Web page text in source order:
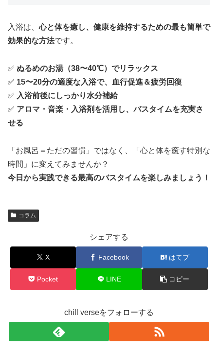
入浴は、心と体を癒し、健康を維持するための最も簡単で
効果的な方法です。
✅ ぬるめのお湯（38〜40℃）でリラックス
✅ 15〜20分の適度な入浴で、血行促進＆疲労回復
✅ 入浴前後にしっかり水分補給
✅ アロマ・音楽・入浴剤を活用し、バスタイムを充実さ
せる
「お風呂＝ただの習慣」ではなく、「心と体を癒す特別な
時間」に変えてみませんか？
今日から実践できる最高のバスタイムを楽しみましょう！
コラム
シェアする
X Facebook はてブ
Pocket LINE コピー
chill verseをフォローする